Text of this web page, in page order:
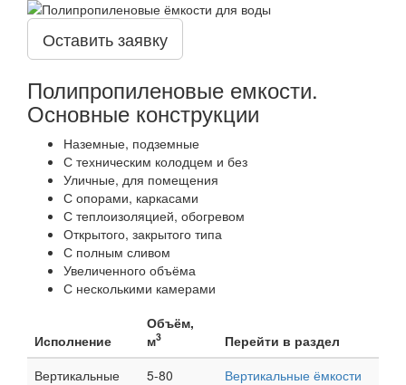
Оставить заявку
Полипропиленовые емкости.
Основные конструкции
Наземные, подземные
С техническим колодцем и без
Уличные, для помещения
С опорами, каркасами
С теплоизоляцией, обогревом
Открытого, закрытого типа
С полным сливом
Увеличенного объёма
С несколькими камерами
Исполнение
Объём,
м3
Перейти в раздел
Вертикальные
5-80
Вертикальные ёмкости